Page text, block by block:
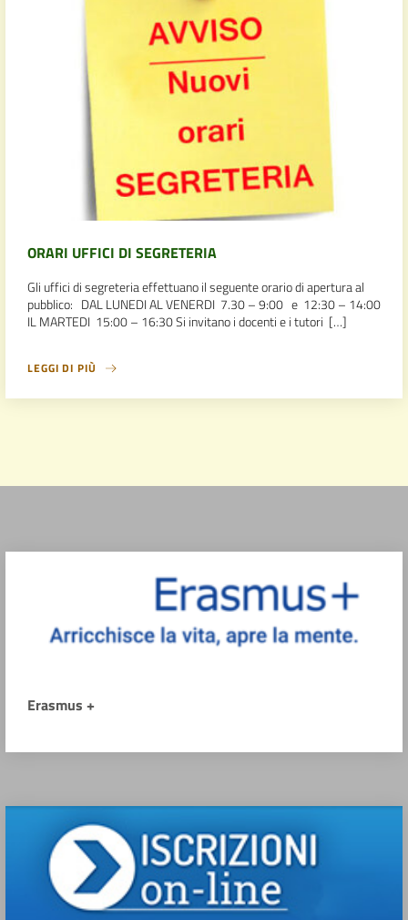
ORARI UFFICI DI SEGRETERIA
Gli uffici di segreteria effettuano il seguente orario di apertura al
pubblico: DAL LUNEDI AL VENERDI 7.30 – 9:00 e 12:30 – 14:00
IL MARTEDI 15:00 – 16:30 Si invitano i docenti e i tutori […]
LEGGI DI PIÙ
Erasmus +